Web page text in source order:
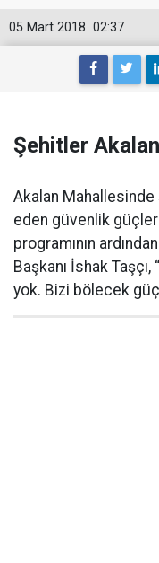
02:37
05 Mart 2018
Şehitler
Akalan
eden güvenlik
programının
Başkanı İshak
yok. Bizi bölecek